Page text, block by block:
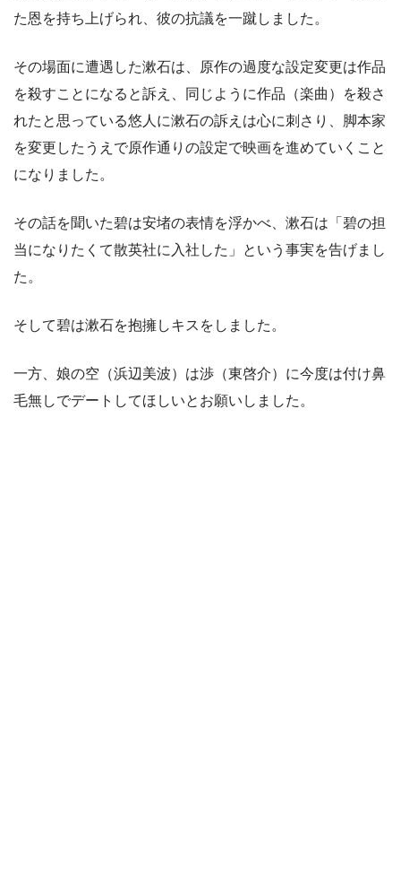
た恩を持ち上げられ、彼の抗議を一蹴しました。
その場面に遭遇した漱石は、原作の過度な設定変更は作品
を殺すことになると訴え、同じように作品（楽曲）を殺さ
れたと思っている悠人に漱石の訴えは心に刺さり、脚本家
を変更したうえで原作通りの設定で映画を進めていくこと
になりました。
その話を聞いた碧は安堵の表情を浮かべ、漱石は「碧の担
当になりたくて散英社に入社した」という事実を告げまし
た。
そして碧は漱石を抱擁しキスをしました。
一方、娘の空（浜辺美波）は渉（東啓介）に今度は付け鼻
毛無しでデートしてほしいとお願いしました。